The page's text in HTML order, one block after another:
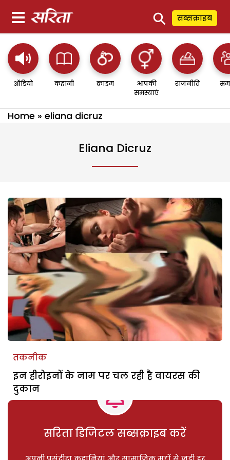
⚲ सब्सक्राइब
ऑडियो कहानी क्राइम
आपकी
समस्याएं
राजनीति
Home » eliana dicruz
Eliana Dicruz
तकनीक
इन हीरोइनों के नाम पर चल रही है वायरस की
दुकान
सरिता डिजिटल सब्सक्राइब करें